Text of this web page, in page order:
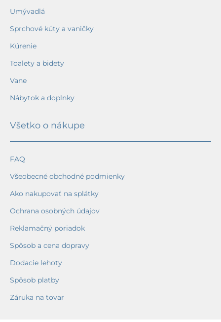
Umývadlá
Sprchové kúty a vaničky
Kúrenie
Toalety a bidety
Vane
Nábytok a doplnky
Všetko o nákupe
FAQ
Všeobecné obchodné podmienky
Ako nakupovať na splátky
Ochrana osobných údajov
Reklamačný poriadok
Spôsob a cena dopravy
Dodacie lehoty
Spôsob platby
Záruka na tovar